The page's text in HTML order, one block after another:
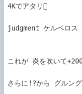
4Kでアタリ
judgment ケルベロ
これが 炎を吹いて
さらに!?から グルン